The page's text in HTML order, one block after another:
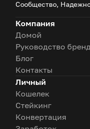
Сообщество,
Компания
Домой
Руководство
Блог
Контакты
Личный
Кошелек
Стейкинг
Конвертация